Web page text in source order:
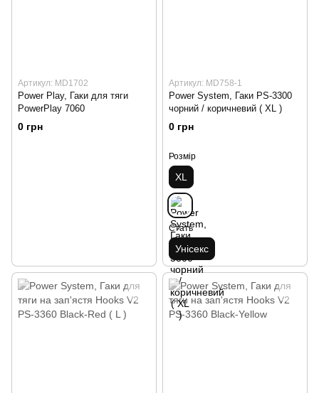
Артикул: MD1702
Power Play, Гаки для тяги
PowerPlay 7060
0 грн
Артикул: MD758-1
Power System, Гаки PS-3300
чорний / коричневий ( XL )
0 грн
Розмір
XL
Стать
Унісекс